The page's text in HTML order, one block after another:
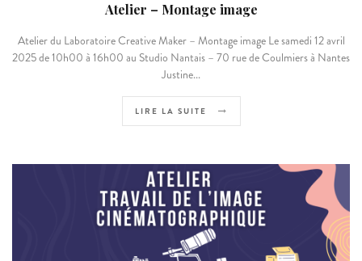
Atelier – Montage image
Atelier du Laboratoire Creative Maker – Montage image Le samedi 12 avril
2025 de 10h00 à 16h00 au Studio Nantais – 70 rue de Coulmiers à Nantes
Justine...
LIRE LA SUITE